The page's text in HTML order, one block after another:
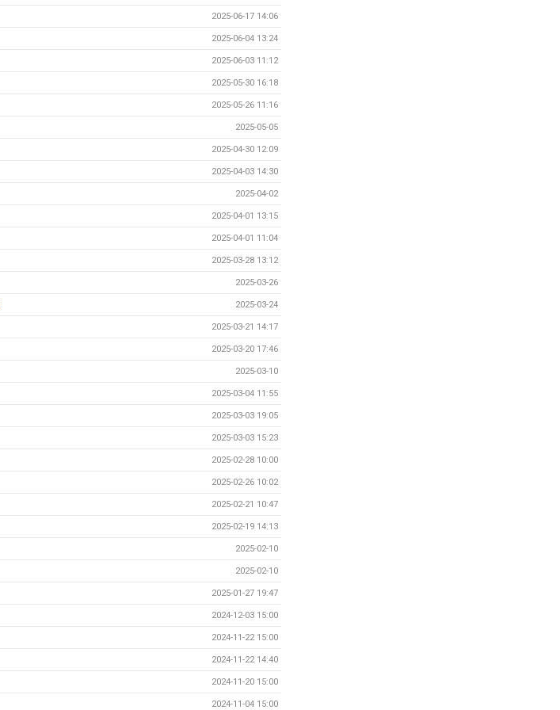
2025-06-17 14:06
2025-06-04 13:24
2025-06-03 11:12
2025-05-30 16:18
2025-05-26 11:16
2025-05-05
2025-04-30 12:09
2025-04-03 14:30
2025-04-02
2025-04-01 13:15
2025-04-01 11:04
2025-03-28 13:12
2025-03-26
2025-03-24
2025-03-21 14:17
2025-03-20 17:46
2025-03-10
2025-03-04 11:55
2025-03-03 19:05
2025-03-03 15:23
2025-02-28 10:00
2025-02-26 10:02
2025-02-21 10:47
2025-02-19 14:13
2025-02-10
2025-02-10
2025-01-27 19:47
2024-12-03 15:00
2024-11-22 15:00
2024-11-22 14:40
2024-11-20 15:00
2024-11-04 15:00